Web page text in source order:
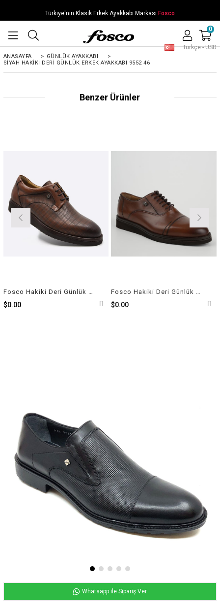
Türkiye'nin Klasik Erkek Ayakkabı Markası Fosco
Türkçe - USD
0
ANASAYFA > GÜNLÜK AYAKKABI
>
SIYAH HAKIKI DERI GÜNLÜK ERKEK AYAKKABI 9552 46
Benzer Ürünler
Fosco Hakiki Deri Günlük Erkek Ayakkabı 2951 45
$0.00
Fosco Hakiki Deri Günlük Erkek Ayakkabı Taba 3250 45 42
$0.00
Whatsapp ile Sipariş Ver